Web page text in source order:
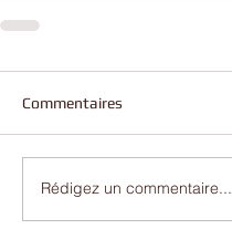
Commentaires
Rédigez un commentaire...